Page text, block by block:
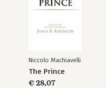
Niccolo Machiavelli
The Prince
€ 28,07